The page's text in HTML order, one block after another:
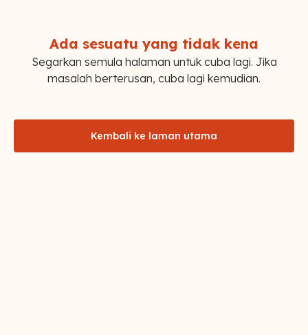
Ada sesuatu yang tidak kena
Segarkan semula halaman untuk cuba lagi. Jika
masalah berterusan, cuba lagi kemudian.
Kembali ke laman utama